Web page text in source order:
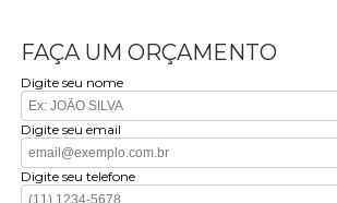
FAÇA UM ORÇAMENTO
Digite seu nome
Digite seu email
Digite seu telefone